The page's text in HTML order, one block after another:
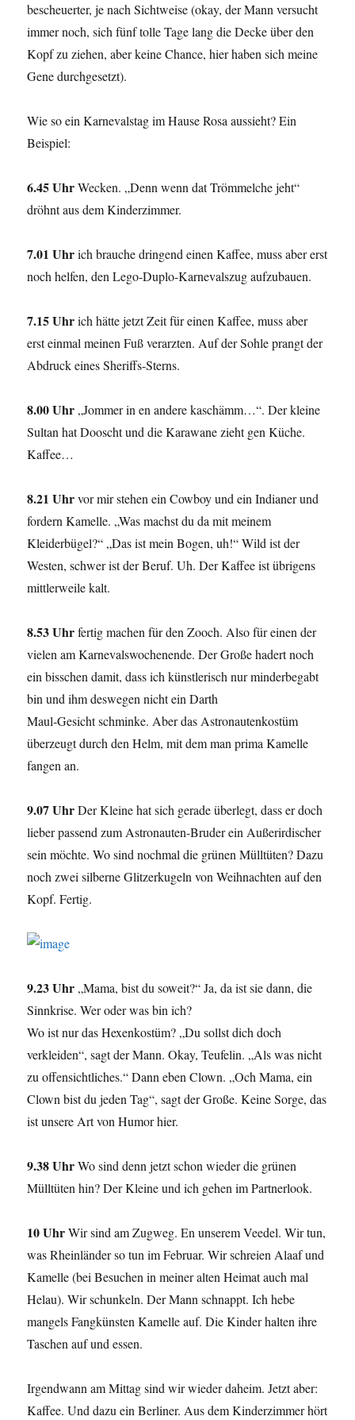
bescheuerter, je nach Sichtweise (okay, der Mann versucht
immer noch, sich fünf tolle Tage lang die Decke über den
Kopf zu ziehen, aber keine Chance, hier haben sich meine
Gene durchgesetzt).
Wie so ein Karnevalstag im Hause Rosa aussieht? Ein
Beispiel:
6.45 UhrWecken. „Denn wenn dat Trömmelche jeht“
dröhnt aus dem Kinderzimmer.
7.01 Uhrich brauche dringend einen Kaffee, muss aber erst
noch helfen, den Lego-Duplo-Karnevalszug aufzubauen.
7.15 Uhrich hätte jetzt Zeit für einen Kaffee, muss aber
erst einmal meinen Fuß verarzten. Auf der Sohle prangt der
Abdruck eines Sheriffs-Sterns.
8.00 Uhr„Jommer in en andere kaschämm…“. Der kleine
Sultan hat Dooscht und die Karawane zieht gen Küche.
Kaffee…
8.21 Uhrvor mir stehen ein Cowboy und ein Indianer und
fordern Kamelle. „Was machst du da mit meinem
Kleiderbügel?“ „Das ist mein Bogen, uh!“ Wild ist der
Westen, schwer ist der Beruf. Uh. Der Kaffee ist übrigens
mittlerweile kalt.
8.53 Uhrfertig machen für den Zooch. Also für einen der
vielen am Karnevalswochenende. Der Große hadert noch
ein bisschen damit, dass ich künstlerisch nur minderbegabt
bin und ihm deswegen nicht ein Darth
Maul-Gesicht schminke. Aber das Astronautenkostüm
überzeugt durch den Helm, mit dem man prima Kamelle
fangen an.
9.07 UhrDer Kleine hat sich gerade überlegt, dass er doch
lieber passend zum Astronauten-Bruder ein Außerirdischer
sein möchte. Wo sind nochmal die grünen Mülltüten? Dazu
noch zwei silberne Glitzerkugeln von Weihnachten auf den
Kopf. Fertig.
9.23 Uhr„Mama, bist du soweit?“ Ja, da ist sie dann, die
Sinnkrise. Wer oder was bin ich?
Wo ist nur das Hexenkostüm? „Du sollst dich doch
verkleiden“, sagt der Mann. Okay, Teufelin. „Als was nicht
zu offensichtliches.“ Dann eben Clown. „Och Mama, ein
Clown bist du jeden Tag“, sagt der Große. Keine Sorge, das
ist unsere Art von Humor hier.
9.38 UhrWo sind denn jetzt schon wieder die grünen
Mülltüten hin? Der Kleine und ich gehen im Partnerlook.
10 UhrWir sind am Zugweg. En unserem Veedel. Wir tun,
was Rheinländer so tun im Februar. Wir schreien Alaaf und
Kamelle (bei Besuchen in meiner alten Heimat auch mal
Helau). Wir schunkeln. Der Mann schnappt. Ich hebe
mangels Fangkünsten Kamelle auf. Die Kinder halten ihre
Taschen auf und essen.
Irgendwann am Mittag sind wir wieder daheim. Jetzt aber:
Kaffee. Und dazu ein Berliner. Aus dem Kinderzimmer hört